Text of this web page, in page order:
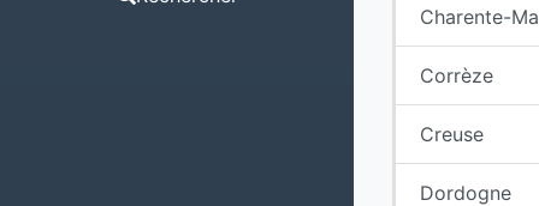
Charente-
Corrèze
Creuse
Dordogne